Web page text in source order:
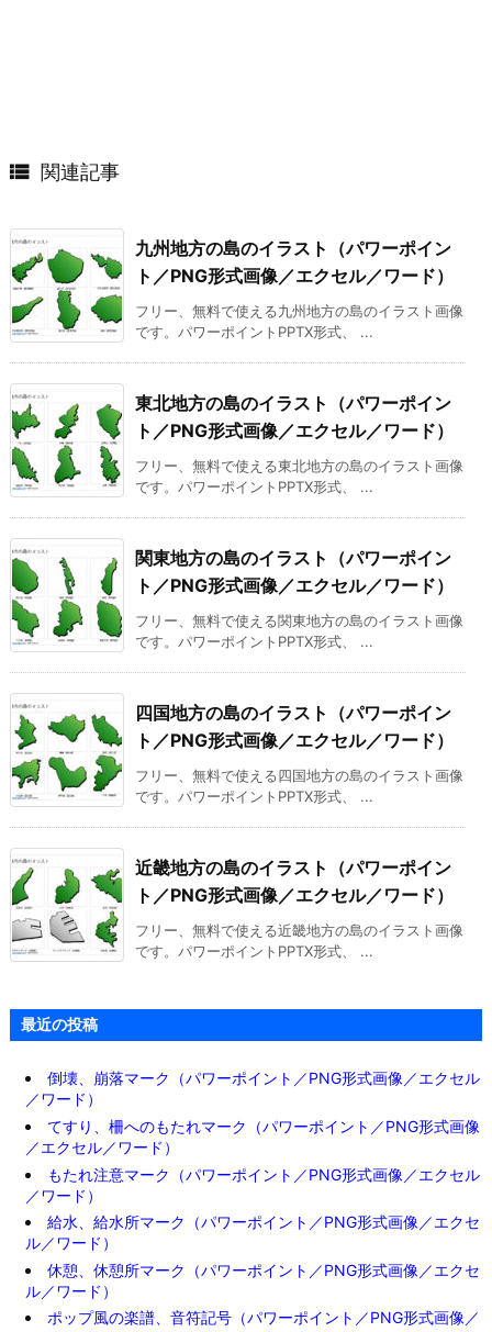
 関連記事
九州地方の島のイラスト（パワーポイン
ト／PNG形式画像／エクセル／ワード）
フリー、無料で使える九州地方の島のイラスト画像
です。パワーポイントPPTX形式、 ...
東北地方の島のイラスト（パワーポイン
ト／PNG形式画像／エクセル／ワード）
フリー、無料で使える東北地方の島のイラスト画像
です。パワーポイントPPTX形式、 ...
関東地方の島のイラスト（パワーポイン
ト／PNG形式画像／エクセル／ワード）
フリー、無料で使える関東地方の島のイラスト画像
です。パワーポイントPPTX形式、 ...
四国地方の島のイラスト（パワーポイン
ト／PNG形式画像／エクセル／ワード）
フリー、無料で使える四国地方の島のイラスト画像
です。パワーポイントPPTX形式、 ...
近畿地方の島のイラスト（パワーポイン
ト／PNG形式画像／エクセル／ワード）
フリー、無料で使える近畿地方の島のイラスト画像
です。パワーポイントPPTX形式、 ...
最近の投稿
倒壊、崩落マーク（パワーポイント／PNG形式画像／エクセル
／ワード）
てすり、柵へのもたれマーク（パワーポイント／PNG形式画像
／エクセル／ワード）
もたれ注意マーク（パワーポイント／PNG形式画像／エクセル
／ワード）
給水、給水所マーク（パワーポイント／PNG形式画像／エクセ
ル／ワード）
休憩、休憩所マーク（パワーポイント／PNG形式画像／エクセ
ル／ワード）
ポップ風の楽譜、音符記号（パワーポイント／PNG形式画像／